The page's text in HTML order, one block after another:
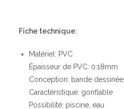
Fiche technique:
Matériel: PVC
Épaisseur de PVC: 0.18mm
Conception: bande dessinée
Caractéristique: gonflable
Possibilité: piscine, eau